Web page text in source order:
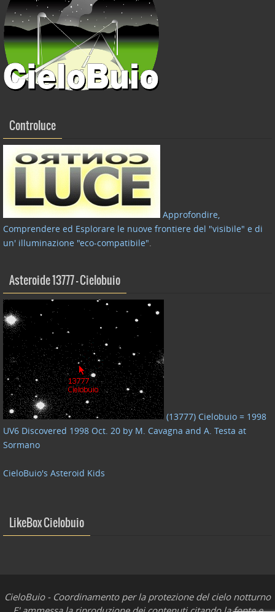
Controluce
Approfondire,
Comprendere ed Esplorare le nuove frontiere del "visibile" e di
un' illuminazione "eco-compatibile".
Asteroide 13777 – Cielobuio
(13777) Cielobuio = 1998
UV6 Discovered 1998 Oct. 20 by M. Cavagna and A. Testa at
Sormano
CieloBuio's Asteroid Kids
LikeBox Cielobuio
CieloBuio - Coordinamento per la protezione del cielo notturno